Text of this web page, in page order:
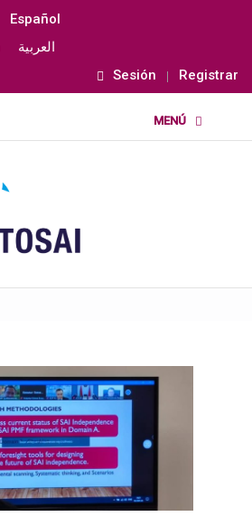
Español
العربية
Sesión Registrar